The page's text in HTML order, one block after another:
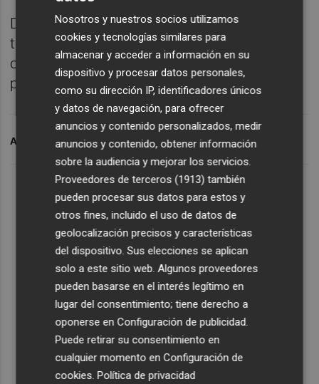
De momento, Fornals está convocado y el
técnico ha convocado también al joven
centrocampista del filial Iván Martín por si el
primero es finalmente sancionado.
ARCHIVADO EN VILLAR
Nosotros y nuestros socios utilizamos
cookies y tecnologías similares para
almacenar y acceder a información en su
dispositivo y procesar datos personales,
como su dirección IP, identificadores únicos
y datos de navegación, para ofrecer
anuncios y contenido personalizados, medir
anuncios y contenido, obtener información
sobre la audiencia y mejorar los servicios.
Proveedores de terceros (1913) también
pueden procesar sus datos para estos y
otros fines, incluido el uso de datos de
geolocalización precisos y características
del dispositivo. Sus elecciones se aplican
solo a este sitio web. Algunos proveedores
pueden basarse en el interés legítimo en
lugar del consentimiento; tiene derecho a
oponerse enConfiguración de publicidad
Puede retirar su consentimiento en
cualquier momento enConfiguración de
cookies .Política de privacidad